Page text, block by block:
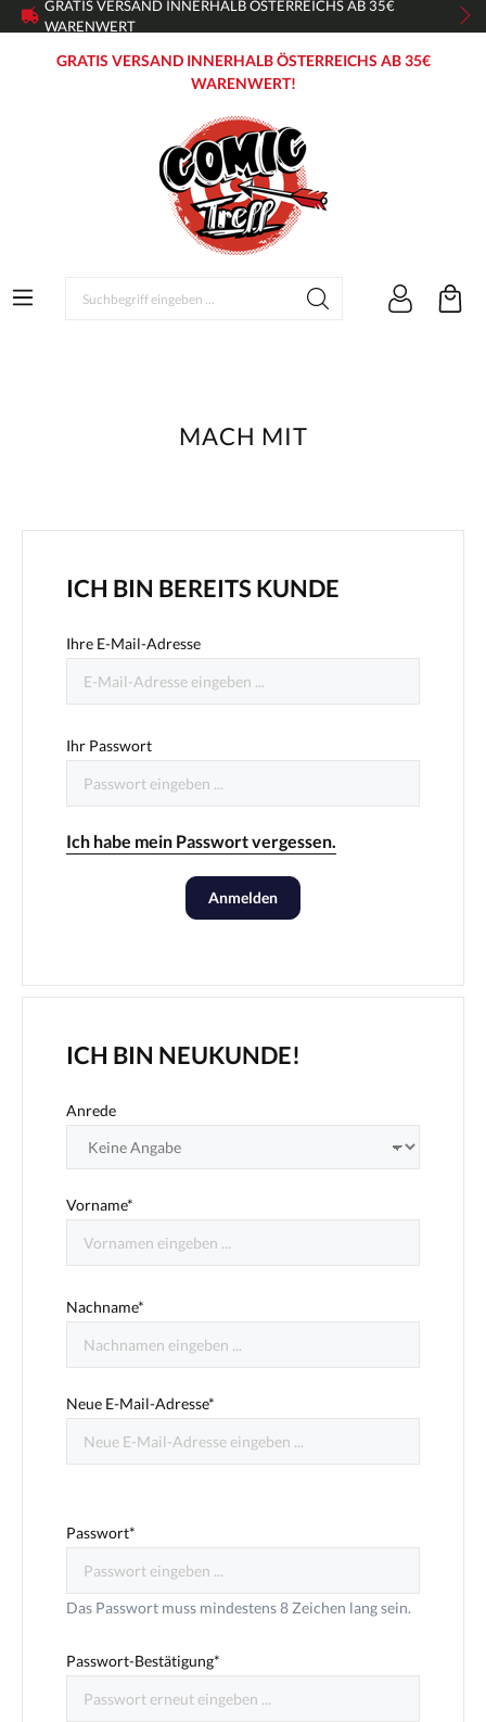
GRATIS VERSAND INNERHALB ÖSTERREICHS AB 35€
WARENWERT
GRATIS VERSAND INNERHALB ÖSTERREICHS AB 35€
WARENWERT!
MACH MIT
ICH BIN BEREITS KUNDE
Ihre E-Mail-Adresse
Ihr Passwort
Ich habe mein Passwort vergessen.
Anmelden
ICH BIN NEUKUNDE!
Anrede
Vorname*
Nachname*
Neue E-Mail-Adresse*
Passwort*
Das Passwort muss mindestens 8 Zeichen lang sein.
Passwort-Bestätigung*